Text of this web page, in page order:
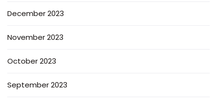
December 2023
November 2023
October 2023
September 2023